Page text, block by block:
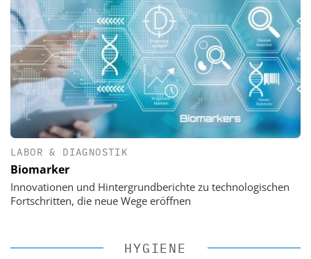
LABOR & DIAGNOSTIK
Biomarker
Innovationen und Hintergrundberichte zu technologischen
Fortschritten, die neue Wege eröffnen
HYGIENE